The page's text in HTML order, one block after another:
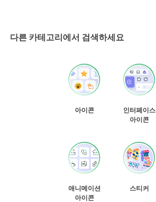
다른 카테고리에서 검색하세요
아이콘
인터페이스
아이콘
애니메이션
아이콘
스티커